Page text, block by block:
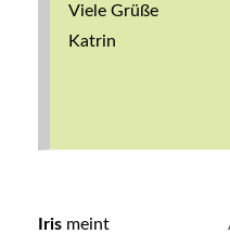
Viele Grüße
Katrin
Iris meint